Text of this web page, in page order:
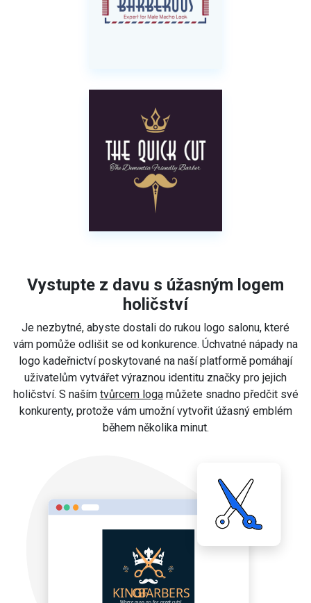
Vystupte z davu s úžasným logem
holičství
Je nezbytné, abyste dostali do rukou logo salonu, které
vám pomůže odlišit se od konkurence. Úchvatné nápady na
logo kadeřnictví poskytované na naší platformě pomáhají
uživatelům vytvářet výraznou identitu značky pro jejich
holičství. S naším tvůrcem logamůžete snadno předčit své
konkurenty, protože vám umožní vytvořit úžasný emblém
během několika minut.